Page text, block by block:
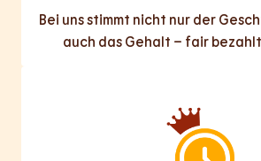
Bei uns stimmt nicht nur der
auch das Gehalt – fair